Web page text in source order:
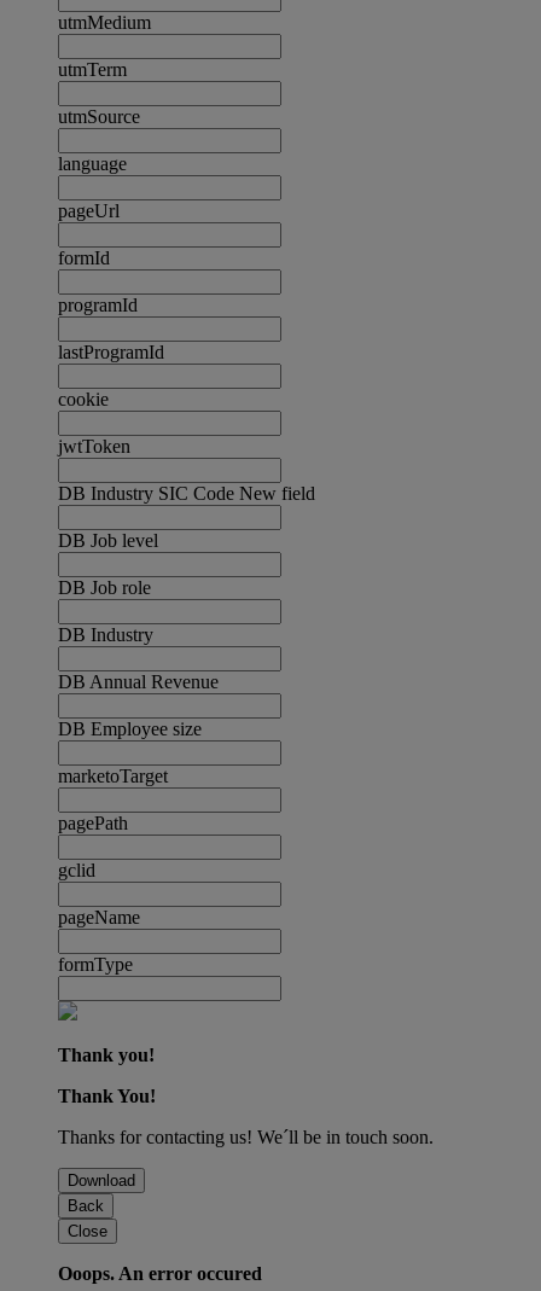
utmMedium
utmTerm
utmSource
language
pageUrl
formId
programId
lastProgramId
cookie
jwtToken
DB Industry SIC Code New field
DB Job level
DB Job role
DB Industry
DB Annual Revenue
DB Employee size
marketoTarget
pagePath
gclid
pageName
formType
Thank you!
Thank You!
Thanks for contacting us! We´ll be in touch soon.
Download
Back
Close
Ooops. An error occured